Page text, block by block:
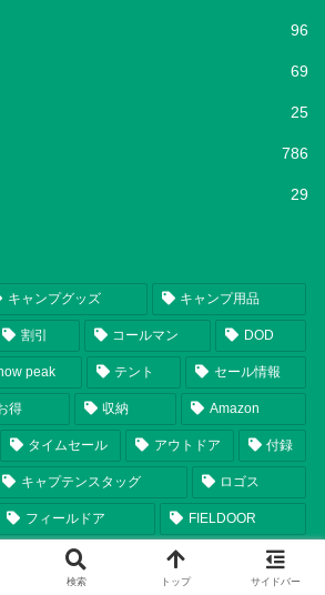
96
69
25
786
29
キャンプグッズ キャンプ用品
割引 コールマン DOD
peak テント セール情報
得 収納 Amazon
タイムセール アウトドア 付録
キャプテンスタッグ ロゴス
フィールドア FIELDOOR
LOGOS バッグ コラボ
マン ディーオーディー Workman
検索 トップ サイドバー